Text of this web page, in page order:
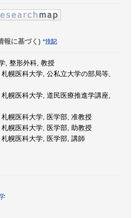
報に基づく) *注記
, 整形外科, 教授
幌医科大学, 公私立大学の部局等,
幌医科大学, 道民医療推進学講座,
幌医科大学, 医学部, 准教授
幌医科大学, 医学部, 助教授
幌医科大学, 医学部, 講師